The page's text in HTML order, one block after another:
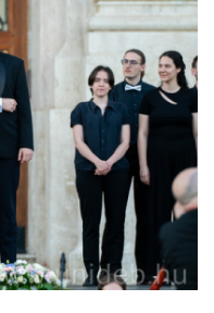
valamint
meg a